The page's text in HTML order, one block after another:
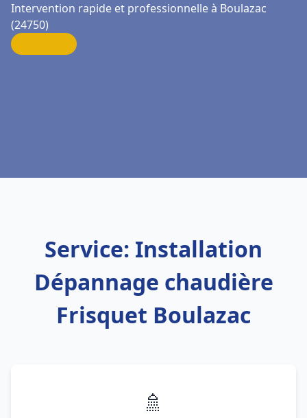
Intervention rapide et professionnelle à Boulazac
(24750)
Service: Installation
Dépannage chaudière
Frisquet Boulazac
🚿